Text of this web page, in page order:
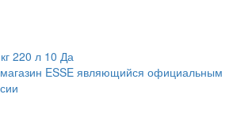
220 л 10 Да